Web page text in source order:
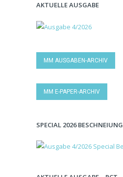
AKTUELLE AUSGABE
MM AUSGABEN-ARCHIV
MM E-PAPER-ARCHIV
SPECIAL 2026 BESCHNEIUNG